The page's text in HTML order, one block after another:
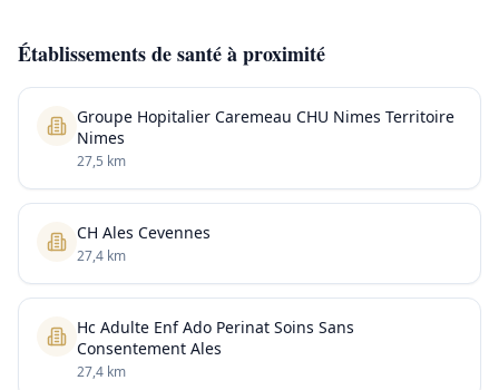
Établissements de santé à proximité
Groupe Hopitalier Caremeau CHU Nimes Territoire
Nimes
27,5 km
CH Ales Cevennes
27,4 km
Hc Adulte Enf Ado Perinat Soins Sans
Consentement Ales
27,4 km